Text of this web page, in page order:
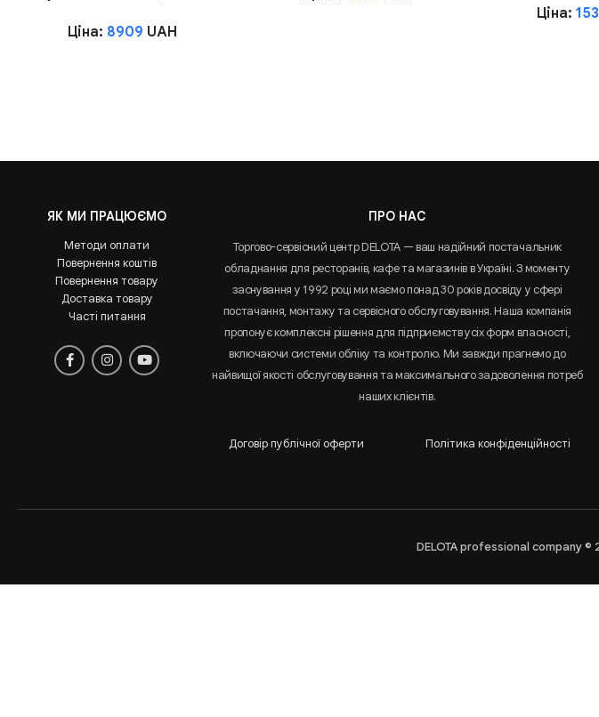
Ціна: 8909 UAH
Ціна:
ЯК МИ ПРАЦЮЄМО
Методи оплати
Повернення коштів
Повернення товару
Доставка товару
Часті питання
ПРО НАС
Торгово-сервісний центр DELOTA — ваш надійний постачальник
обладнання для ресторанів, кафе та магазинів в Україні. З моменту
заснування у 1992 році ми маємо понад 30 років досвіду у сфері
постачання, монтажу та сервісного обслуговування. Наша компанія
пропонує комплексні рішення для підприємств усіх форм власності,
включаючи системи обліку та контролю. Ми завжди прагнемо до
найвищої якості обслуговування та максимального задоволення потреб
наших клієнтів.
Договір публічної оферти Політика конфіденційності
DELOTA professional company